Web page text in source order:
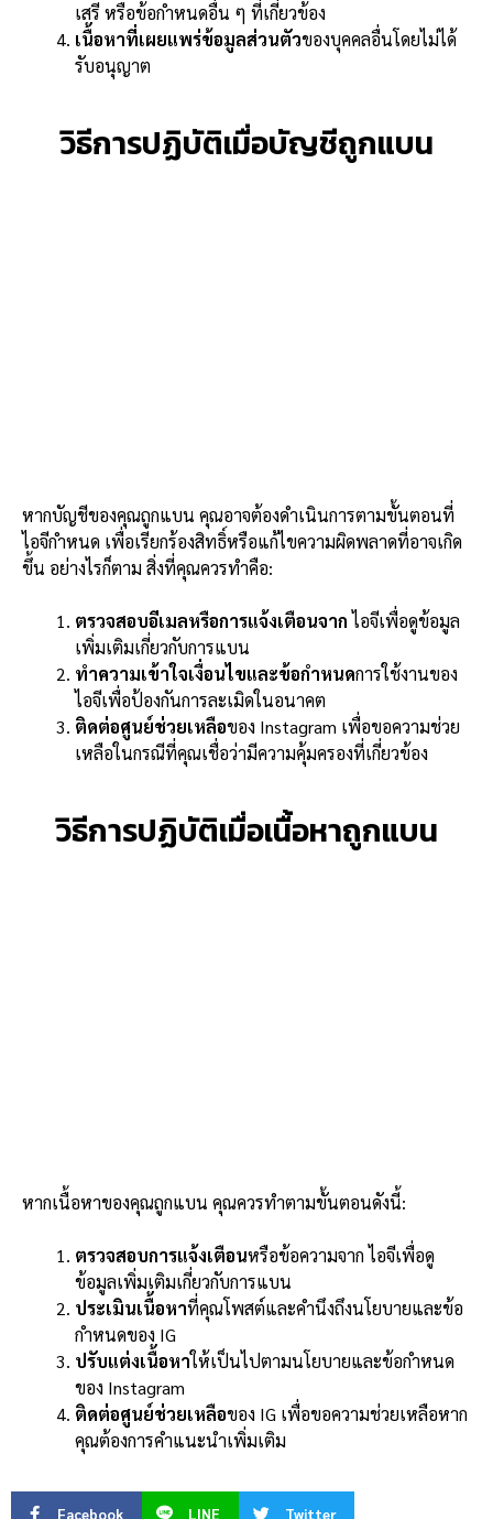
เสรี หรือข้อกำหนดอื่น ๆ ที่เกี่ยวข้อง
เนื้อหาที่เผยแพร่ข้อมูลส่วนตัวของบุคคลอื่นโดยไม่ได้
รับอนุญาต
วิธีการปฏิบัติเมื่อบัญชีถูกแบน
หากบัญชีของคุณถูกแบน คุณอาจต้องดำเนินการตามขั้นตอนที่
ไอจีกำหนด เพื่อเรียกร้องสิทธิ์หรือแก้ไขความผิดพลาดที่อาจเกิด
ขึ้น อย่างไรก็ตาม สิ่งที่คุณควรทำคือ:
ตรวจสอบอีเมลหรือการแจ้งเตือนจากไอจีเพื่อดูข้อมูล
เพิ่มเติมเกี่ยวกับการแบน
ทำความเข้าใจเงื่อนไขและข้อกำหนดการใช้งานของ
ไอจีเพื่อป้องกันการละเมิดในอนาคต
ติดต่อศูนย์ช่วยเหลือของ Instagram เพื่อขอความช่วย
เหลือในกรณีที่คุณเชื่อว่ามีความคุ้มครองที่เกี่ยวข้อง
วิธีการปฏิบัติเมื่อเนื้อหาถูกแบน
หากเนื้อหาของคุณถูกแบน คุณควรทำตามขั้นตอนดังนี้:
ตรวจสอบการแจ้งเตือนหรือข้อความจาก ไอจีเพื่อดู
ข้อมูลเพิ่มเติมเกี่ยวกับการแบน
ประเมินเนื้อหาที่คุณโพสต์และคำนึงถึงนโยบายและข้อ
กำหนดของ IG
ปรับแต่งเนื้อหาให้เป็นไปตามนโยบายและข้อกำหนด
ของ Instagram
ติดต่อศูนย์ช่วยเหลือของ IG เพื่อขอความช่วยเหลือหาก
คุณต้องการคำแนะนำเพิ่มเติม
Facebook LINE Twitter